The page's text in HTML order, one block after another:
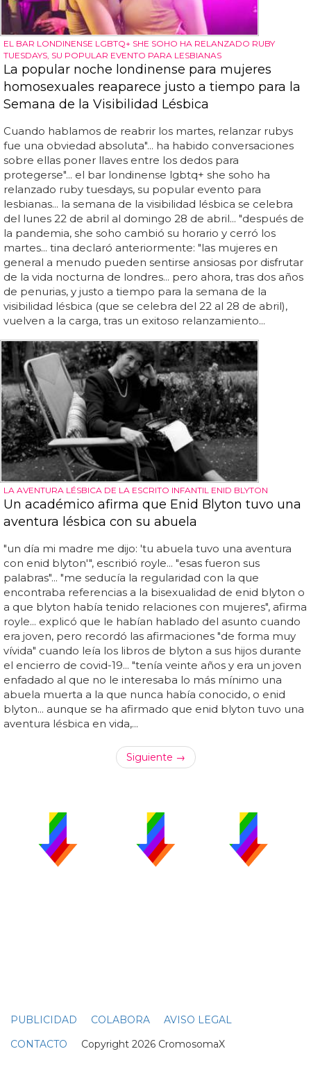
EL BAR LONDINENSE LGBTQ+ SHE SOHO HA RELANZADO RUBY
TUESDAYS, SU POPULAR EVENTO PARA LESBIANAS
La popular noche londinense para mujeres
homosexuales reaparece justo a tiempo para la
Semana de la Visibilidad Lésbica
Cuando hablamos de reabrir los martes, relanzar rubys
fue una obviedad absoluta"... ha habido conversaciones
sobre ellas poner llaves entre los dedos para
protegerse"... el bar londinense lgbtq+ she soho ha
relanzado ruby tuesdays, su popular evento para
lesbianas... la semana de la visibilidad lésbica se celebra
del lunes 22 de abril al domingo 28 de abril... "después de
la pandemia, she soho cambió su horario y cerró los
martes... tina declaró anteriormente: "las mujeres en
general a menudo pueden sentirse ansiosas por disfrutar
de la vida nocturna de londres... pero ahora, tras dos años
de penurias, y justo a tiempo para la semana de la
visibilidad lésbica (que se celebra del 22 al 28 de abril),
vuelven a la carga, tras un exitoso relanzamiento...
LA AVENTURA LÉSBICA DE LA ESCRITO INFANTIL ENID BLYTON
Un académico afirma que Enid Blyton tuvo una
aventura lésbica con su abuela
"un día mi madre me dijo: 'tu abuela tuvo una aventura
con enid blyton'", escribió royle... "esas fueron sus
palabras"... "me seducía la regularidad con la que
encontraba referencias a la bisexualidad de enid blyton o
a que blyton había tenido relaciones con mujeres", afirma
royle... explicó que le habían hablado del asunto cuando
era joven, pero recordó las afirmaciones "de forma muy
vívida" cuando leía los libros de blyton a sus hijos durante
el encierro de covid-19... "tenía veinte años y era un joven
enfadado al que no le interesaba lo más mínimo una
abuela muerta a la que nunca había conocido, o enid
blyton... aunque se ha afirmado que enid blyton tuvo una
aventura lésbica en vida,...
Siguiente →
PUBLICIDAD COLABORA
AVISO LEGAL
CONTACTO Copyright 2026 CromosomaX